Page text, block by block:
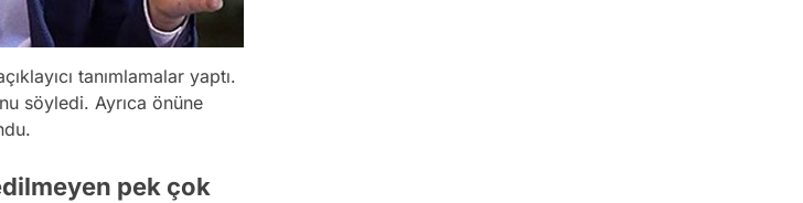
tanımlamalar yaptı.
söyledi. Ayrıca önüne
pek çok